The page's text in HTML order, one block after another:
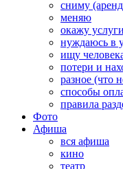
сниму
меняю
окажу услуги
нуждаюсь в
ищу
потери и
разное (что
способы
правила
Фото
Афиша
вся афиша
кино
театр